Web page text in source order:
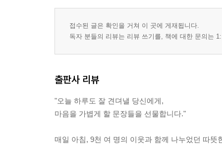
Day 138 | 오해와 이해의 거리
Day 139 | 작은 행복을 자꾸 주워 담기
Day 140 | 나 자신을 위한 삶을 사세요
접수된 글은 확인을 거쳐 이 곳에 게재됩니다.
독자 분들의 리뷰는 리뷰 쓰기를, 책에 대한 문의는
출판사 리뷰
"오늘 하루도 잘 견뎌낼 당신에게,
마음을 가볍게 할 문장들을 선물합니다."
매일 아침, 9천 여 명의 이웃과 함께 나누었던 따뜻